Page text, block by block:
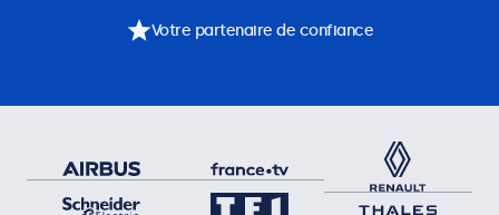
Votre partenaire de confiance